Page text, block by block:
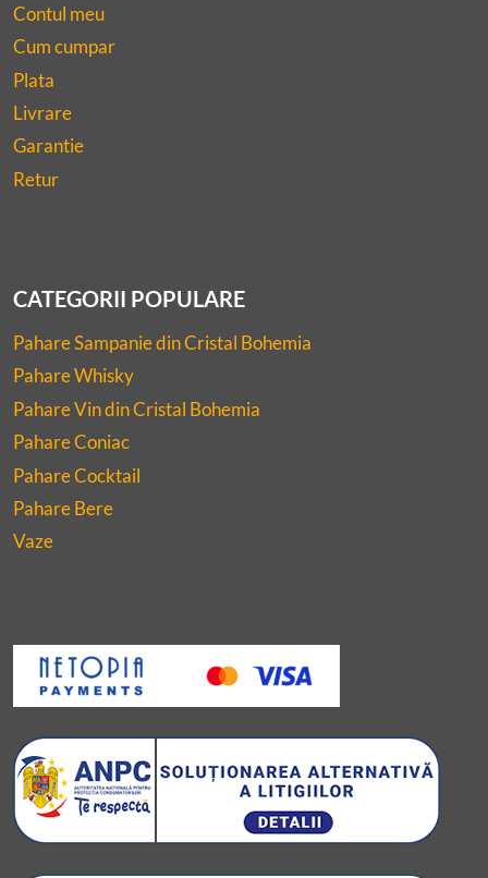
Contul meu
Cum cumpar
Plata
Livrare
Garantie
Retur
CATEGORII POPULARE
Pahare Sampanie din Cristal Bohemia
Pahare Whisky
Pahare Vin din Cristal Bohemia
Pahare Coniac
Pahare Cocktail
Pahare Bere
Vaze